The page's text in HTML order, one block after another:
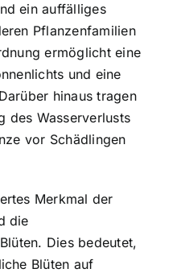
ein auffälliges
Pflanzenfamilien
ermöglicht eine
und eine
hinaus tragen
des Wasserverlusts
vor Schädlingen
Merkmal der
die
Dies bedeutet,
Blüten auf